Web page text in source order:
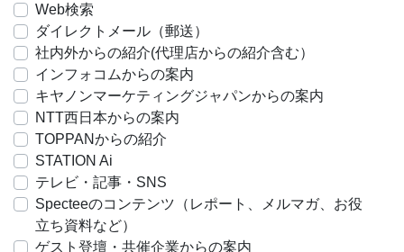
Web検索
ダイレクトメール（郵送）
社内外からの紹介(代理店からの紹介含む）
インフォコムからの案内
キヤノンマーケティングジャパンからの案内
NTT西日本からの案内
TOPPANからの紹介
STATION Ai
テレビ・記事・SNS
Specteeのコンテンツ（レポート、メルマガ、お役
立ち資料など）
ゲスト登壇・共催企業からの案内